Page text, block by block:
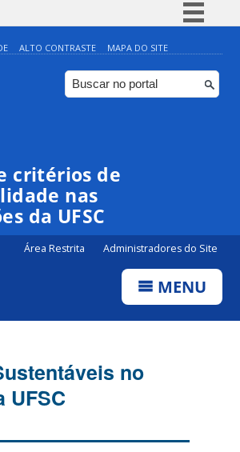
Simplifique!
Comunica BR
Participe
Canais
ALTO CONTRASTE MAPA DO SITE
critérios de
nas
da UFSC
Área Restrita Administradores do Site
MENU
no
UFSC